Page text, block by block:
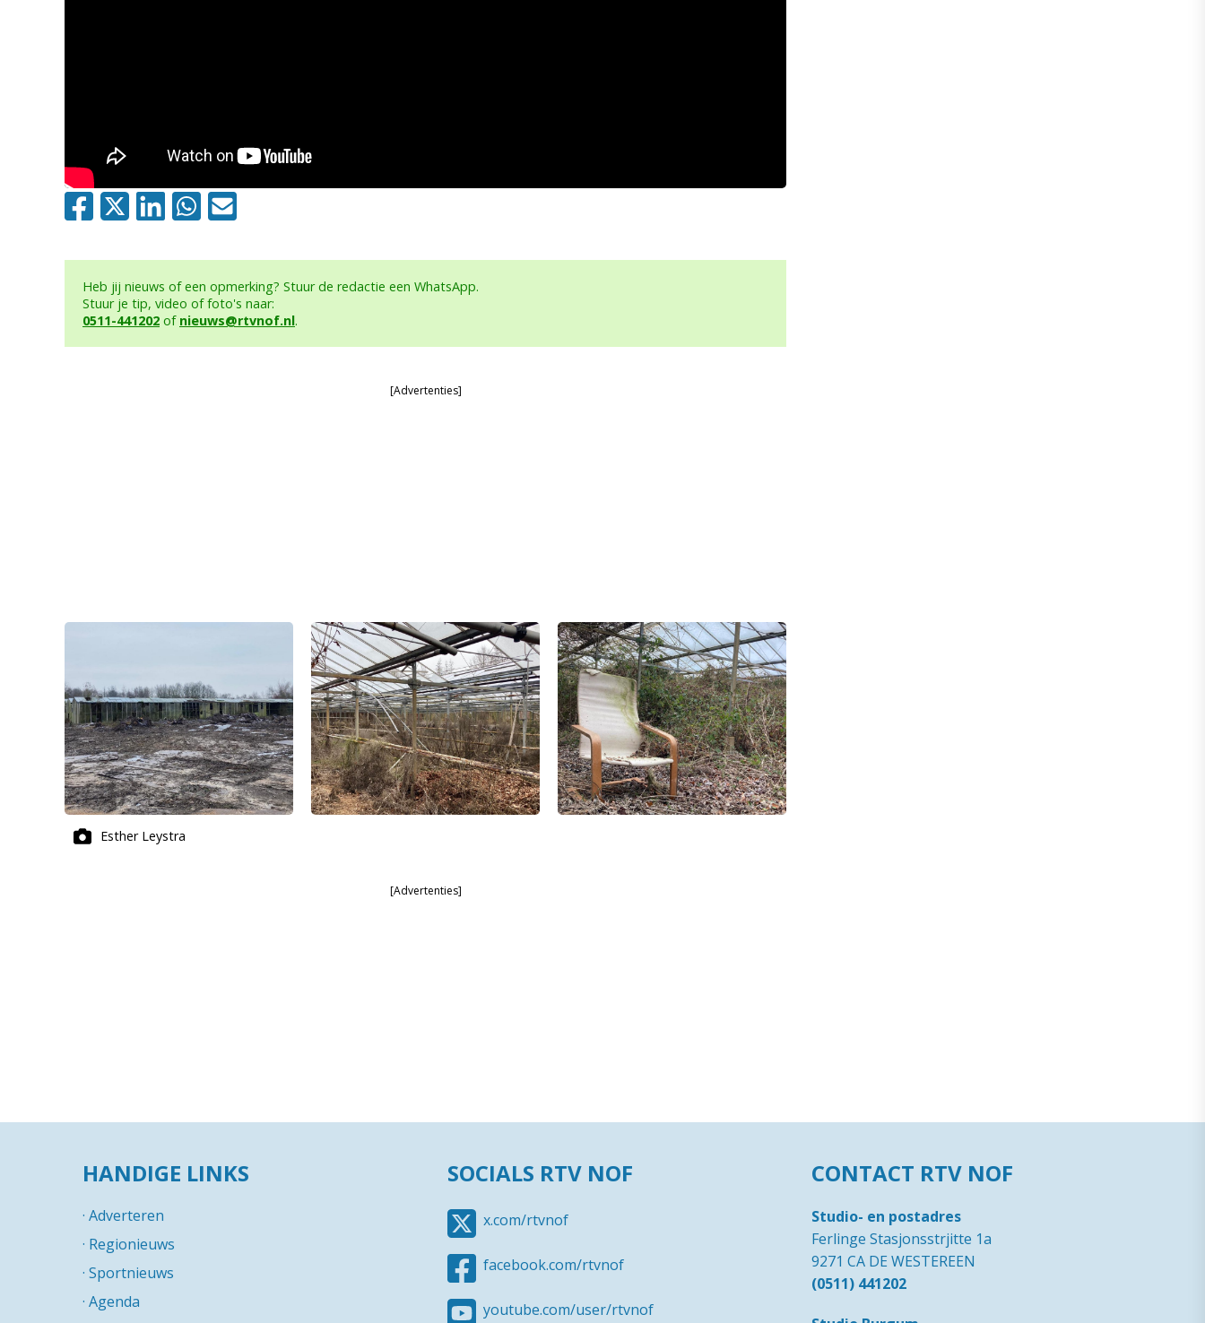
Heb jij nieuws of een opmerking? Stuur de redactie een WhatsApp.
Stuur je tip, video of foto's naar:
0511-441202 of nieuws@rtvnof.nl.
[Advertenties]
Esther Leystra
[Advertenties]
HANDIGE LINKS
· Adverteren
· Regionieuws
· Sportnieuws
· Agenda
SOCIALS RTV NOF
x.com/rtvnof
facebook.com/rtvnof
youtube.com/user/rtvnof
CONTACT RTV NOF
Studio- en postadres
Ferlinge Stasjonsstrjitte 1a
9271 CA DE WESTEREEN
(0511) 441202